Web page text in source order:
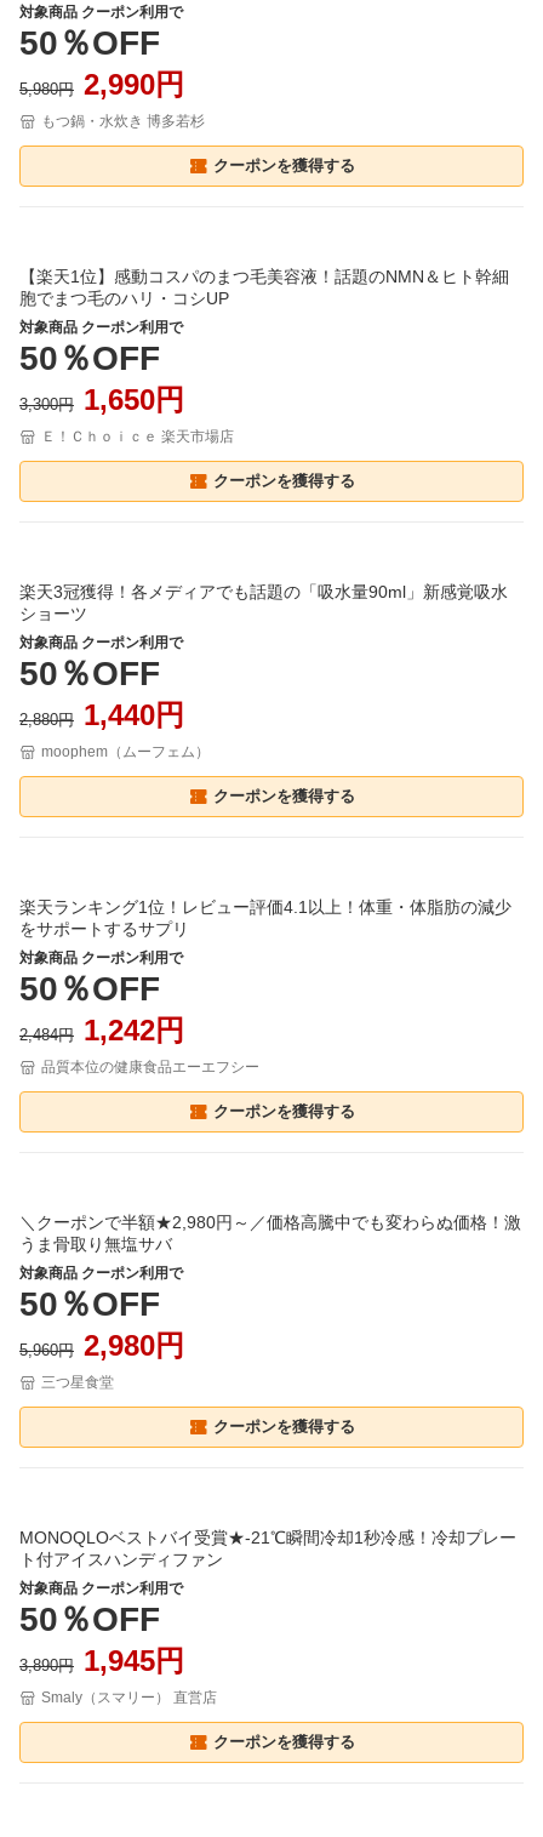
対象商品 クーポン利用で
50％OFF
5,980円 2,990円
もつ鍋・水炊き 博多若杉
クーポンを獲得する
【楽天1位】感動コスパのまつ毛美容液！話題のNMN＆ヒト幹細
胞でまつ毛のハリ・コシUP
対象商品 クーポン利用で
50％OFF
3,300円 1,650円
Ｅ！Ｃｈｏｉｃｅ 楽天市場店
クーポンを獲得する
楽天3冠獲得！各メディアでも話題の「吸水量90ml」新感覚吸水
ショーツ
対象商品 クーポン利用で
50％OFF
2,880円 1,440円
moophem（ムーフェム）
クーポンを獲得する
楽天ランキング1位！レビュー評価4.1以上！体重・体脂肪の減少
をサポートするサプリ
対象商品 クーポン利用で
50％OFF
2,484円 1,242円
品質本位の健康食品エーエフシー
クーポンを獲得する
＼クーポンで半額★2,980円～／価格高騰中でも変わらぬ価格！激
うま骨取り無塩サバ
対象商品 クーポン利用で
50％OFF
5,960円 2,980円
三つ星食堂
クーポンを獲得する
MONOQLOベストバイ受賞★-21℃瞬間冷却1秒冷感！冷却プレー
ト付アイスハンディファン
対象商品 クーポン利用で
50％OFF
3,890円 1,945円
Smaly（スマリー） 直営店
クーポンを獲得する